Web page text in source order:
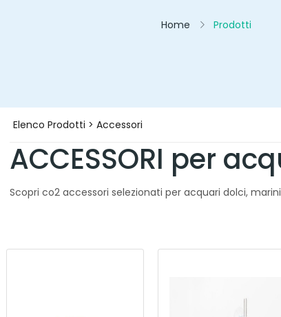
Home Prodotti
Elenco Prodotti > Accessori
ACCESSORI per
Scopri co2 accessori selezionati per acquari dolci,